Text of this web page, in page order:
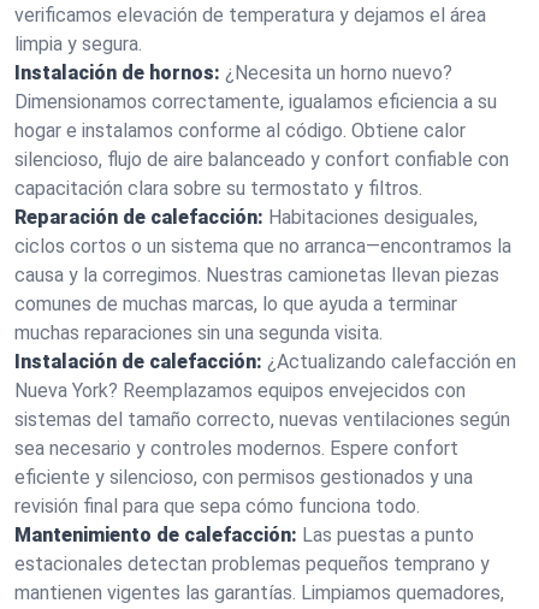
verificamos elevación de temperatura y dejamos el área
limpia y segura.
Instalación de hornos: ¿Necesita un horno nuevo?
Dimensionamos correctamente, igualamos eficiencia a su
hogar e instalamos conforme al código. Obtiene calor
silencioso, flujo de aire balanceado y confort confiable con
capacitación clara sobre su termostato y filtros.
Reparación de calefacción: Habitaciones desiguales,
ciclos cortos o un sistema que no arranca—encontramos la
causa y la corregimos. Nuestras camionetas llevan piezas
comunes de muchas marcas, lo que ayuda a terminar
muchas reparaciones sin una segunda visita.
Instalación de calefacción: ¿Actualizando calefacción en
Nueva York? Reemplazamos equipos envejecidos con
sistemas del tamaño correcto, nuevas ventilaciones según
sea necesario y controles modernos. Espere confort
eficiente y silencioso, con permisos gestionados y una
revisión final para que sepa cómo funciona todo.
Mantenimiento de calefacción: Las puestas a punto
estacionales detectan problemas pequeños temprano y
mantienen vigentes las garantías. Limpiamos quemadores,